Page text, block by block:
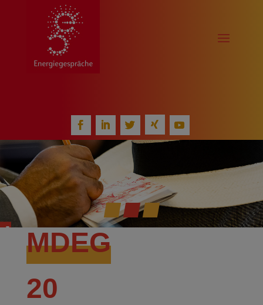
MDEG
20